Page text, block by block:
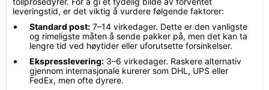
leveringstid, er det viktig å vurdere følgende faktorer:
Standard post: 7–14 virkedager. Dette er den vanligste
og rimeligste måten å sende pakker på, men det kan ta
lengre tid ved høytider eller uforutsette forsinkelser.
Ekspresslevering: 3–6 virkedager. Raskere alternativ
gjennom internasjonale kurerer som DHL, UPS eller
FedEx, men ofte dyrere.